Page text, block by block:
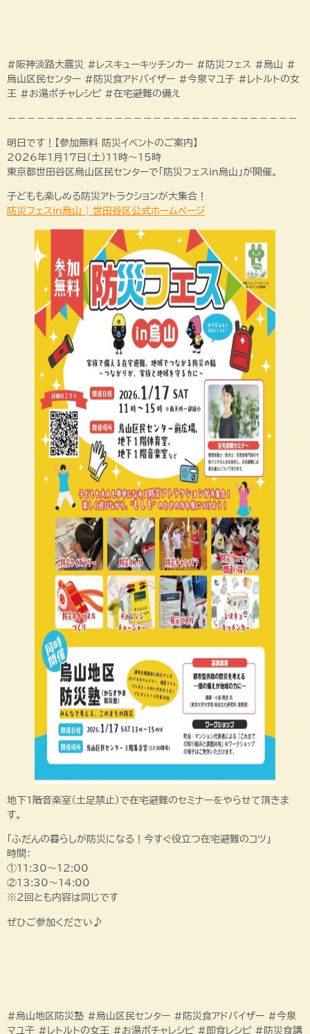
#阪神淡路大震災 #レスキューキッチンカー #防災フェス #烏山 #
烏山区民センター #防災食アドバイザー #今泉マユ子 #レトルトの女
王 #お湯ポチャレシピ #在宅避難の備え
－－－－－－－－－－－－－－－－－－－－－－－－－－－－－－
明日です！【参加無料 防災イベントのご案内】
2026年1月17日（土）11時～15時
東京都世田谷区烏山区民センターで「防災フェスin烏山」が開催。
子どもも楽しめる防災アトラクションが大集合！
防災フェスin烏山 | 世田谷区公式ホームページ
地下1階音楽室（土足禁止）で在宅避難のセミナーをやらせて頂きま
す。
「ふだんの暮らしが防災になる！今すぐ役立つ在宅避難のコツ」
時間：
①11:30～12:00
②13:30～14:00
※2回とも内容は同じです
ぜひご参加ください♪
#烏山地区防災塾 #烏山区民センター #防災食アドバイザー #今泉
マユ子 #レトルトの女王 #お湯ポチャレシピ #即食レシピ #防災食講